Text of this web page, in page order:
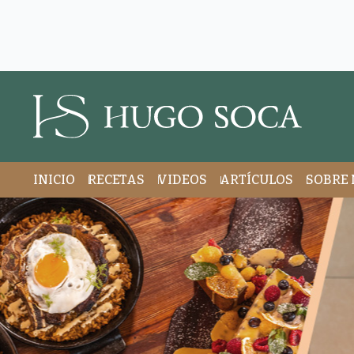
INICIO RECETAS VIDEOS ARTÍCULOS SOBRE